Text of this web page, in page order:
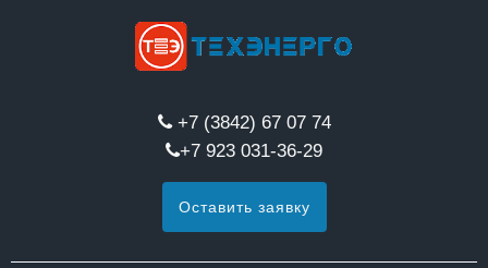
+7 (3842) 67 07 74
+7 923 031-36-29
Оставить заявку